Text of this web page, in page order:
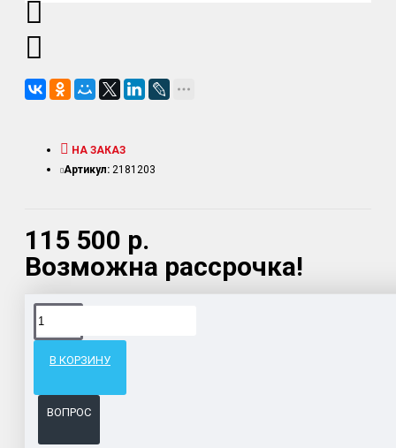
115 500 р.
Возможна рассрочка!
НА ЗАКАЗ
Артикул: 2181203
В КОРЗИНУ
ВОПРОС
Доставка товара по всему Таможенному союзу.